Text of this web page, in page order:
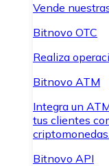
Vende
Bitnovo OTC
Realiza
Bitnovo ATM
Integra un
tus clientes
criptomonedas.
Bitnovo API